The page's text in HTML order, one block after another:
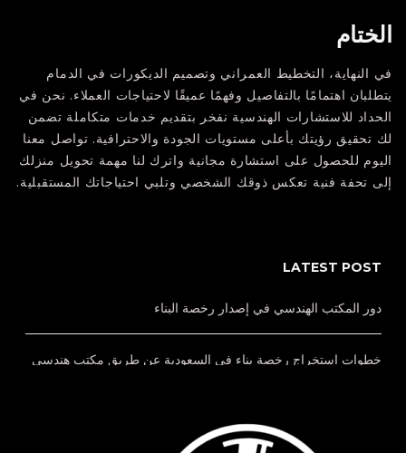
الختام
في النهاية، التخطيط العمراني وتصميم الديكورات في الدمام
يتطلبان اهتمامًا بالتفاصيل وفهمًا عميقًا لاحتياجات العملاء. نحن في
الحداد للاستشارات الهندسية نفخر بتقديم خدمات متكاملة تضمن
لك تحقيق رؤيتك بأعلى مستويات الجودة والاحترافية. تواصل معنا
اليوم للحصول على استشارة مجانية واترك لنا مهمة تحويل منزلك
إلى تحفة فنية تعكس ذوقك الشخصي وتلبي احتياجاتك المستقبلية.
LATEST POST
دور المكتب الهندسي في إصدار رخصة البناء
خطوات استخراج رخصة بناء في السعودية عن طريق مكتب هندسي